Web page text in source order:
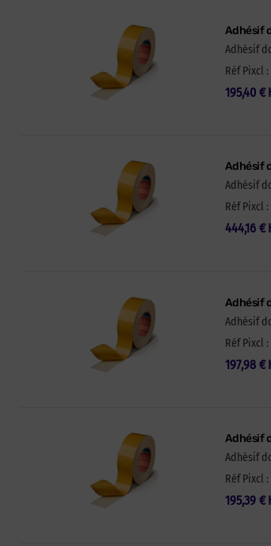
Adhésif
Adhésif
Réf Pixcl
195,40 €
Adhésif
Adhésif
Réf Pixcl
444,16 €
Adhésif
Adhésif
Réf Pixcl
197,98 €
Adhésif
Adhésif
Réf Pixcl
195,39 €